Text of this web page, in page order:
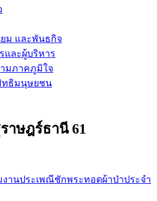
ม และพันธกิจ
และผู้บริหาร
มภาคภูมิใจ
ทธิมนุษยชน
าษฎร์ธานี 61
านประเพณีชักพระทอดผ้าป่าประจำ